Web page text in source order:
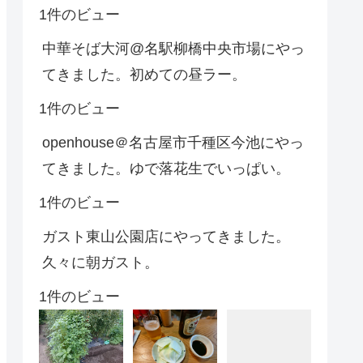
1件のビュー
中華そば大河@名駅柳橋中央市場にやっ
てきました。初めての昼ラー。
1件のビュー
openhouse＠名古屋市千種区今池にやっ
てきました。ゆで落花生でいっぱい。
1件のビュー
ガスト東山公園店にやってきました。
久々に朝ガスト。
1件のビュー